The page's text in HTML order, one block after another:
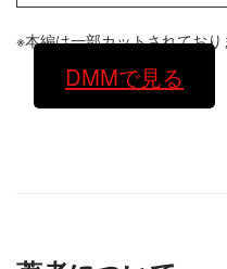
※本編は一部カットされており
DMMで見る